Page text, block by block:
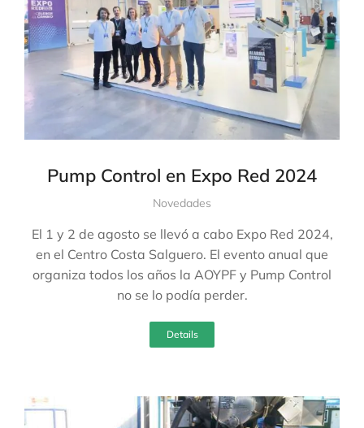
Pump Control en Expo Red 2024
Novedades
El 1 y 2 de agosto se llevó a cabo Expo Red 2024,
en el Centro Costa Salguero. El evento anual que
organiza todos los años la AOYPF y Pump Control
no se lo podía perder.
Details